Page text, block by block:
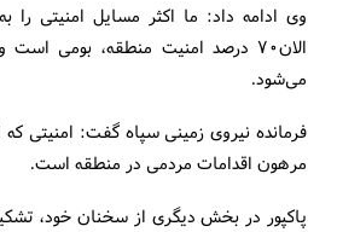
وی ادامه داد: ما اکثر مسایل امنیتی را
الان٧٠ درصد امنیت منطقه، بومی
می‌شود.
فرمانده نیروی زمینی سپاه گفت: امنیتی
مرهون اقدامات مردمی در منطقه است.
پاکپور در بخش دیگری از سخنان خود،